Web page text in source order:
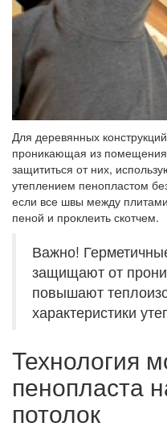
Для деревянных
проникающая из помещения
защититься от них,
утеплением пенопластом
если все швы между
пеной и проклеить скотчем.
Важно!
защищают от
повышают
характеристики
Технология
пенопласта
потолок